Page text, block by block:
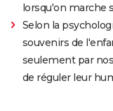
lorsqu'on marche
Selon la
souvenirs de
seulement par
de réguler leur